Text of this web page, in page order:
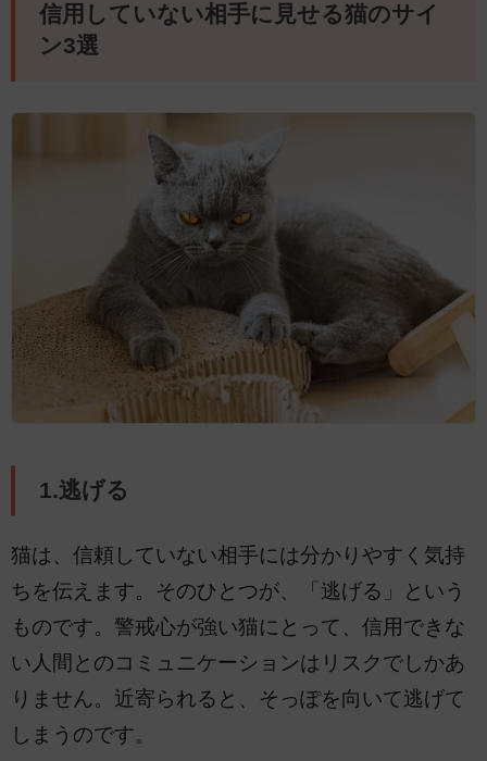
信用していない相手に見せる猫のサイ
ン3選
1.逃げる
猫は、信頼していない相手には分かりやすく気持
ちを伝えます。そのひとつが、「逃げる」という
ものです。警戒心が強い猫にとって、信用できな
い人間とのコミュニケーションはリスクでしかあ
りません。近寄られると、そっぽを向いて逃げて
しまうのです。